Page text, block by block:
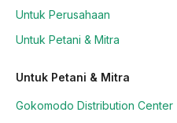
Untuk Perusahaan
Untuk Petani & Mitra
Untuk Petani & Mitra
Gokomodo Distribution Center